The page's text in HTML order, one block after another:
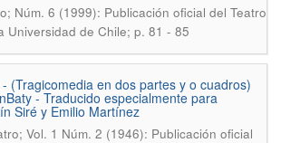
Núm. 6 (1999): Publicación oficial del Teatro
Universidad de Chile; p. 81 - 85
- (Tragicomedia en dos partes y o cuadros)
- Traducido especialmente para
Siré y Emilio Martínez
Vol. 1 Núm. 2 (1946): Publicación oficial